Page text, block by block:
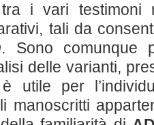
i vari testimoni
tali da
. Sono comunque
delle varianti,
utile per
manoscritti